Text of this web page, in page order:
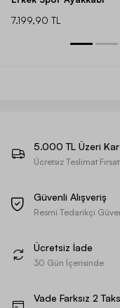
7.199,90 TL
5.000 TL Üzeri
Ücretsiz Teslimat Fırsatı
Güvenli Alışveriş
Resmi Tedarikçi
Ücretsiz İade
30 Gün İçerisinde
Vade Farksız 2